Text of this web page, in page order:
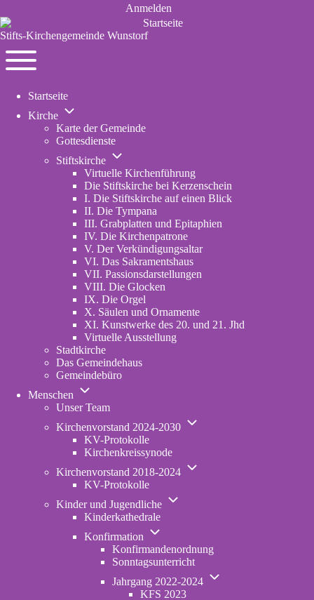
User
account
menu
Anmelden
Stifts-Kirchengemeinde Wunstorf
Navigation
main
Startseite
Kirche
Unternavigation
Kirche
Karte der Gemeinde
Gottesdienste
Stiftskirche
Unternavigation
Stiftskirche
Virtuelle Kirchenführung
Die Stiftskirche bei Kerzenschein
I. Die Stiftskirche auf einen Blick
II. Die Tympana
III. Grabplatten und Epitaphien
IV. Die Kirchenpatrone
V. Der Verkündigungsaltar
VI. Das Sakramentshaus
VII. Passionsdarstellungen
VIII. Die Glocken
IX. Die Orgel
X. Säulen und Ornamente
XI. Kunstwerke des 20. und 21. Jhd
Virtuelle Ausstellung
Stadtkirche
Das Gemeindehaus
Gemeindebüro
Menschen
Unternavigation
Menschen
Unser Team
Kirchenvorstand 2024-2030
Unternavigation
2030
KV-Protokolle
Kirchenkreissynode
Kirchenvorstand 2018-2024
Unternavigation
KV-Protokolle
Kinder und Jugendliche
Unternavigation
Jugendliche
Kinderkathedrale
Konfirmation
Unternavigation
Konfirmation
Konfirmandenordnung
Sonntagsunterricht
Jahrgang 2022-2024
Unternavigation
KFS 2023